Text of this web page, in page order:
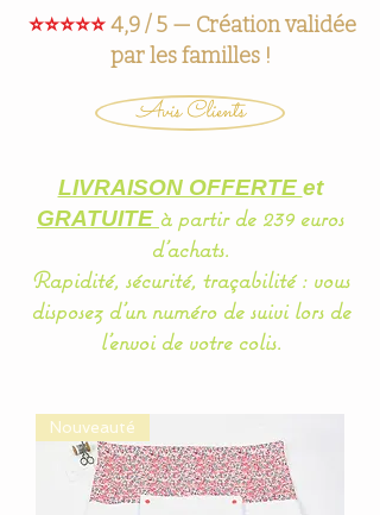
⭐⭐⭐⭐⭐4,9 / 5 — Création validée
par les familles !
Avis Clients
LIVRAISON OFFERTE et
GRATUITE à partir de 239 euros
d'achats.
Rapidité, sécurité, traçabilité : vous
disposez d'un numérode suivi lors de
l'envoi de votre colis.
Nouveauté